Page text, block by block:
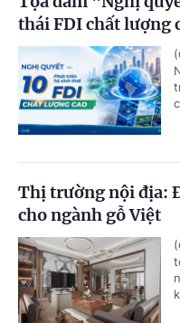
thái FDI chất lượng
Thị trường nội địa:
cho ngành gỗ Việt